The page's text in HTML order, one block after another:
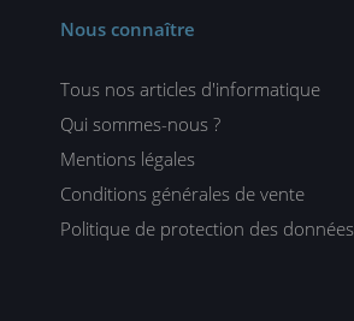
Nous connaître
Tous nos articles d'informatique
Qui sommes-nous ?
Mentions légales
Conditions générales de vente
Politique de protection des données